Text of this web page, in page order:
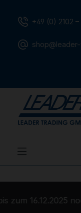
+49 (0) 2102 –
16.12.2025 noch